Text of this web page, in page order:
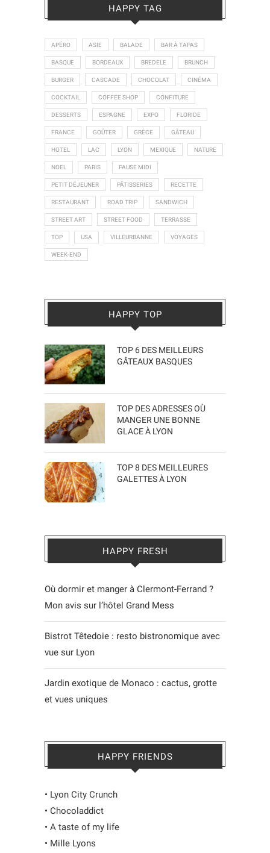
HAPPY TAG
APÉRO ASIE BALADE BAR À TAPAS
BASQUE BORDEAUX BREDELE BRUNCH
BURGER CASCADE CHOCOLAT CINÉMA
COCKTAIL COFFEE SHOP CONFITURE
DESSERTS ESPAGNE EXPO FLORIDE
FRANCE GOÛTER GRÈCE GÂTEAU
HOTEL LAC LYON MEXIQUE NATURE
NOEL PARIS PAUSE MIDI
PETIT DÉJEUNER PÂTISSERIES RECETTE
RESTAURANT ROAD TRIP SANDWICH
STREET ART STREET FOOD TERRASSE
TOP USA VILLEURBANNE VOYAGES
WEEK-END
HAPPY TOP
TOP 6 DES MEILLEURS
GÂTEAUX BASQUES
TOP DES ADRESSES OÙ
MANGER UNE BONNE
GLACE À LYON
TOP 8 DES MEILLEURES
GALETTES À LYON
HAPPY FRESH
Où dormir et manger à Clermont-Ferrand ?
Mon avis sur l’hôtel Grand Mess
Bistrot Têtedoie : resto bistronomique avec
vue sur Lyon
Jardin exotique de Monaco : cactus, grotte
et vues uniques
HAPPY FRIENDS
• Lyon City Crunch
• Chocoladdict
• A taste of my life
• Mille Lyons